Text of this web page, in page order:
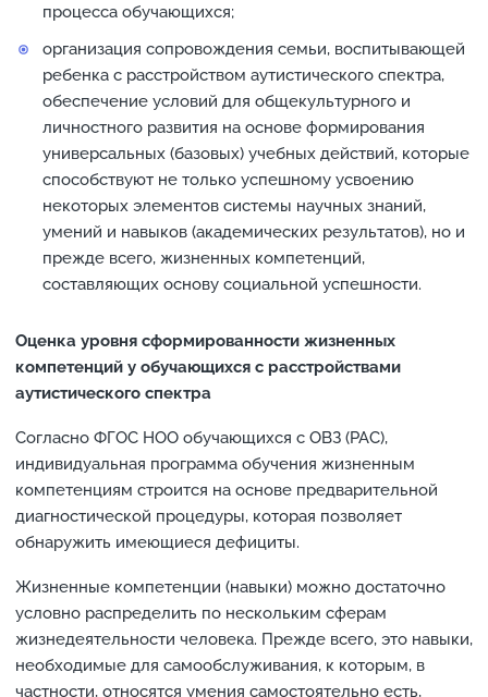
процесса обучающихся;
организация сопровождения семьи, воспитывающей
ребенка с расстройством аутистического спектра,
обеспечение условий для общекультурного и
личностного развития на основе формирования
универсальных (базовых) учебных действий, которые
способствуют не только успешному усвоению
некоторых элементов системы научных знаний,
умений и навыков (академических результатов), но и
прежде всего, жизненных компетенций,
составляющих основу социальной успешности.
Оценка уровня сформированности жизненных
компетенций у обучающихся с расстройствами
аутистического спектра
Согласно ФГОС НОО обучающихся с ОВЗ (РАС),
индивидуальная программа обучения жизненным
компетенциям строится на основе предварительной
диагностической процедуры, которая позволяет
обнаружить имеющиеся дефициты.
Жизненные компетенции (навыки) можно достаточно
условно распределить по нескольким сферам
жизнедеятельности человека. Прежде всего, это навыки,
необходимые для самообслуживания, к которым, в
частности, относятся умения самостоятельно есть,